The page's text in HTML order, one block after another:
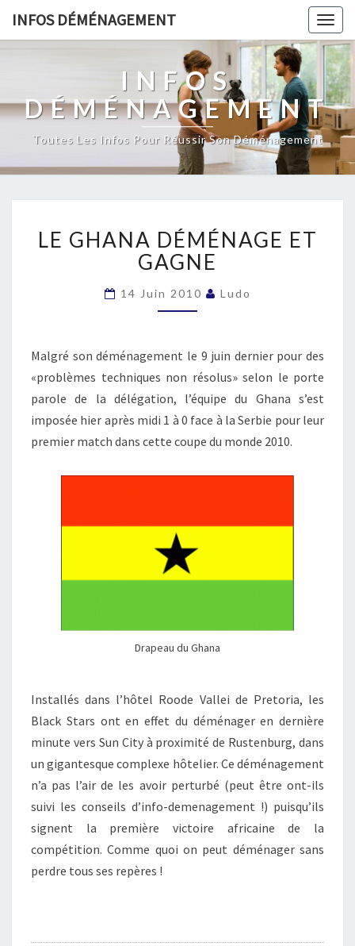
INFOS DÉMÉNAGEMENT
INFOS
DÉMÉNAGEMENT
Toutes Les Infos Pour Réussir Son Déménagement
GHANA
DÉMÉNAGE
ET
GAGNE
LE GHANA DÉMÉNAGE ET
GAGNE
14 Juin 2010 Ludo
Malgré son déménagement le 9 juin dernier pour des
«problèmes techniques non résolus» selon le porte
parole de la délégation, l’équipe du Ghana s’est
imposée hier après midi 1 à 0 face à la Serbie pour leur
premier match dans cette coupe du monde 2010.
Drapeau du Ghana
Installés dans l’hôtel Roode Vallei de Pretoria, les
Black Stars ont en effet du déménager en dernière
minute vers Sun City à proximité de Rustenburg, dans
un gigantesque complexe hôtelier. Ce déménagement
n’a pas l’air de les avoir perturbé (peut être ont-ils
suivi les conseils d’info-demenagement !) puisqu’ils
signent la première victoire africaine de la
compétition. Comme quoi on peut déménager sans
perdre tous ses repères !